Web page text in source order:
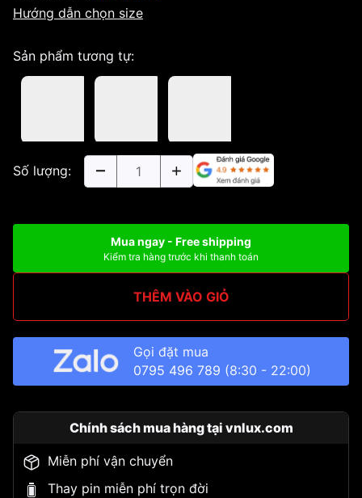
Hướng dẫn chọn size
Sản phẩm tương tự:
Số lượng:
Mua ngay - Free shipping
Kiểm tra hàng trước khi thanh toán
THÊM VÀO GIỎ
Gọi đặt mua
0795 496 789 (8:30 - 22:00)
Chính sách mua hàng tại vnlux.com
Miễn phí vận chuyển
Thay pin miễn phí trọn đời